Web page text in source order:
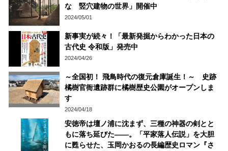
な 竪穴建物の世界」開催中
2024/05/01
新事実が続々！「最新発掘からわかった日本の
古代史 令和版」発売中
2024/04/26
～全国初！ 飛鳥時代の復元倉庫誕生！～ 史跡
橘樹官衙遺跡群に橘樹歴史公園がオープンしま
す
2024/04/18
安徳帝は壇ノ浦に沈まず、三種の神器の剣とと
もに落ち延びた――。「平家落人伝説」を大胆
に甦らせた、玉岡かおるの長編歴史ロマン『さ